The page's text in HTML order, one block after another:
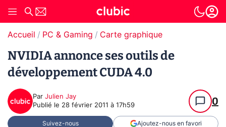
Accueil PC & Gaming Carte graphique
NVIDIA annonce ses outils de
développement CUDA 4.0
Par Julien Jay
Publié le 28 février 2011 à 17h59 0
Suivez-nous Ajoutez-nous en favori